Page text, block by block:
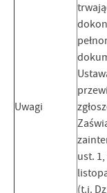
Uwagi
ust.
(t.j.